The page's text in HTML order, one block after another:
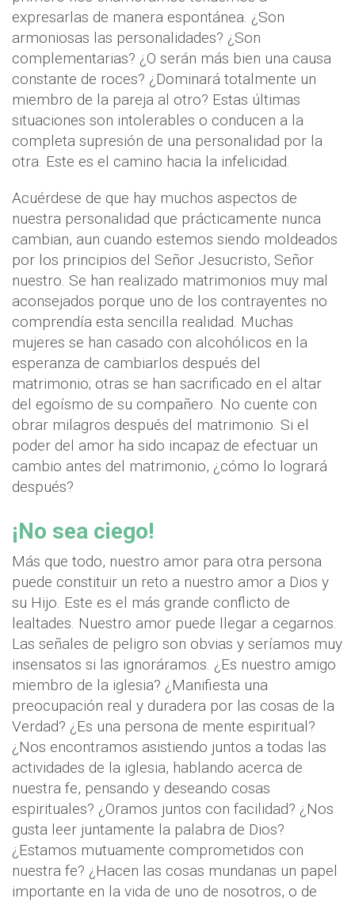
expresarlas de manera espontánea. ¿Son
armoniosas las personalidades? ¿Son
complementarias? ¿O serán más bien una causa
constante de roces? ¿Dominará totalmente un
miembro de la pareja al otro? Estas últimas
situaciones son intolerables o conducen a la
completa supresión de una personalidad por la
otra. Este es el camino hacia la infelicidad.
Acuérdese de que hay muchos aspectos de
nuestra personalidad que prácticamente nunca
cambian, aun cuando estemos siendo moldeados
por los principios del Señor Jesucristo, Señor
nuestro. Se han realizado matrimonios muy mal
aconsejados porque uno de los contrayentes no
comprendía esta sencilla realidad. Muchas
mujeres se han casado con alcohólicos en la
esperanza de cambiarlos después del
matrimonio; otras se han sacrificado en el altar
del egoísmo de su compañero. No cuente con
obrar milagros después del matrimonio. Si el
poder del amor ha sido incapaz de efectuar un
cambio antes del matrimonio, ¿cómo lo logrará
después?
¡No sea ciego!
Más que todo, nuestro amor para otra persona
puede constituir un reto a nuestro amor a Dios y
su Hijo. Este es el más grande conflicto de
lealtades. Nuestro amor puede llegar a cegarnos.
Las señales de peligro son obvias y seríamos muy
insensatos si las ignoráramos. ¿Es nuestro amigo
miembro de la iglesia? ¿Manifiesta una
preocupación real y duradera por las cosas de la
Verdad? ¿Es una persona de mente espiritual?
¿Nos encontramos asistiendo juntos a todas las
actividades de la iglesia, hablando acerca de
nuestra fe, pensando y deseando cosas
espirituales? ¿Oramos juntos con facilidad? ¿Nos
gusta leer juntamente la palabra de Dios?
¿Estamos mutuamente comprometidos con
nuestra fe? ¿Hacen las cosas mundanas un papel
importante en la vida de uno de nosotros, o de